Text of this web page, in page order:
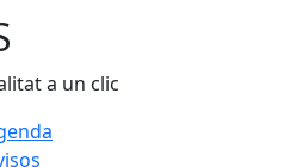
a un clic